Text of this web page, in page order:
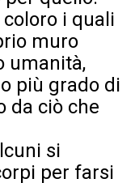
coloro i quali
muro
umanità,
più grado di
da ciò che
si
per farsi